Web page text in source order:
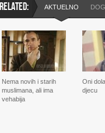
RELATED: AKTUELNO
Nema novih i starih
muslimana, ali ima
vehabija
Oni
djecu